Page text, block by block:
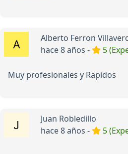
Alberto Ferron
hace 8 años -
5
Muy profesionales y Rapidos
Juan Robledillo
hace 8 años -
5